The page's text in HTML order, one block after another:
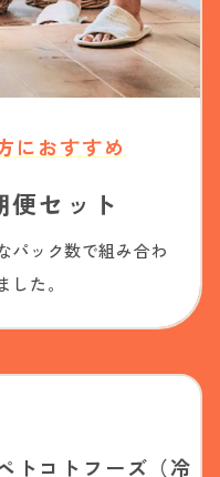
におすすめ
便セット
パック数で組み合わ
た。
トコトフーズ（冷